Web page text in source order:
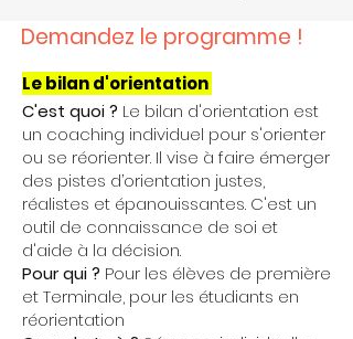
Demandez le programme !
Le bilan d'orientation
C'est quoi ? Le bilan d'orientation est
un coaching individuel pour s'orienter
ou se réorienter. Il vise à faire émerger
des pistes d’orientation justes,
réalistes et épanouissantes. C'est un
outil de connaissance de soi et
d'aide à la décision.
Pour qui ? Pour les élèves de première
et Terminale, pour les étudiants en
réorientation